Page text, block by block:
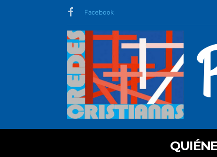
Facebook